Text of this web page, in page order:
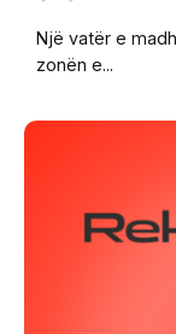
Një vatër e
zonën e...